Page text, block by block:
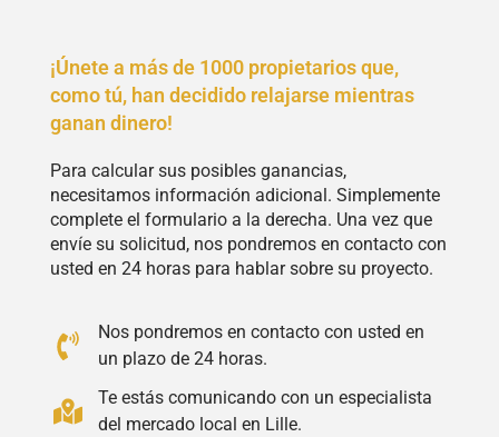
¡Únete a más de 1000 propietarios que,
como tú, han decidido relajarse mientras
ganan dinero!
Para calcular sus posibles ganancias,
necesitamos información adicional. Simplemente
complete el formulario a la derecha. Una vez que
envíe su solicitud, nos pondremos en contacto con
usted en 24 horas para hablar sobre su proyecto.
Nos pondremos en contacto con usted en
un plazo de 24 horas.
Te estás comunicando con un especialista
del mercado local en Lille.